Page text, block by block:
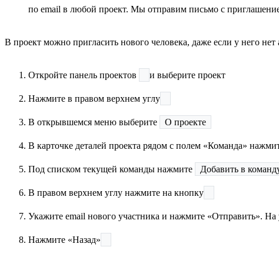
по email в любой проект. Мы отправим письмо с
В проект можно пригласить нового человека, даже если у него
Откройте панель проектов и выберите проект
Нажмите в правом верхнем углу
В открывшемся меню выберите О проекте
В карточке деталей проекта рядом с полем «Команда»
Под списком текущей команды нажмите Добавить в
В правом верхнем углу нажмите на кнопку
Укажите email нового участника и нажмите «Отправить». На
Нажмите «Назад»